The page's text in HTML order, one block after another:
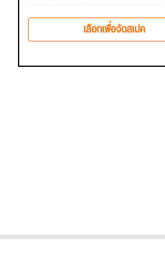
เลือกเพื่อจัดสเปค